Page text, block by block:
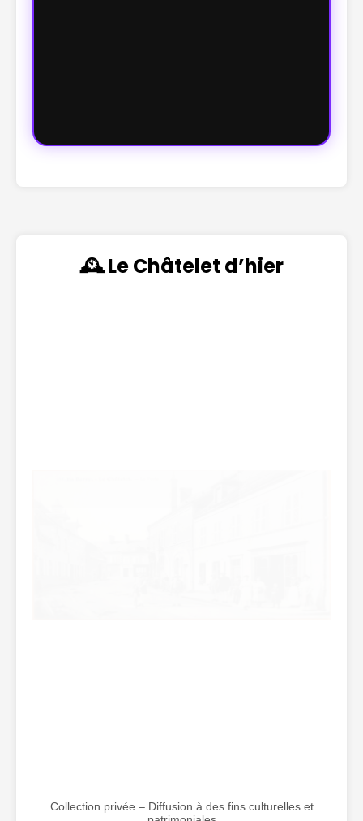
🕰️ Le Châtelet d’hier
Collection privée – Diffusion à des fins culturelles et